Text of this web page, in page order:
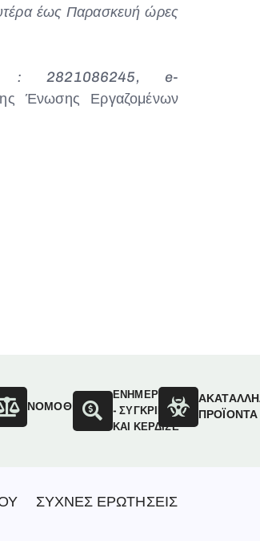
έως Παρασκευή ώρες
2821086245, e-
Ένωσης Εργαζομένων
ΝΟΜΟΘΕΣΙΑ
ΕΝΗΜΕΡΩΣΟΥ
- ΣΥΓΚΡΙΝΕ
ΚΑΙ ΚΕΡΔΙΣΕ
ΠΡΟΪΟΝΤΑ
ΣΥΧΝΕΣ ΕΡΩΤΗΣΕΙΣ